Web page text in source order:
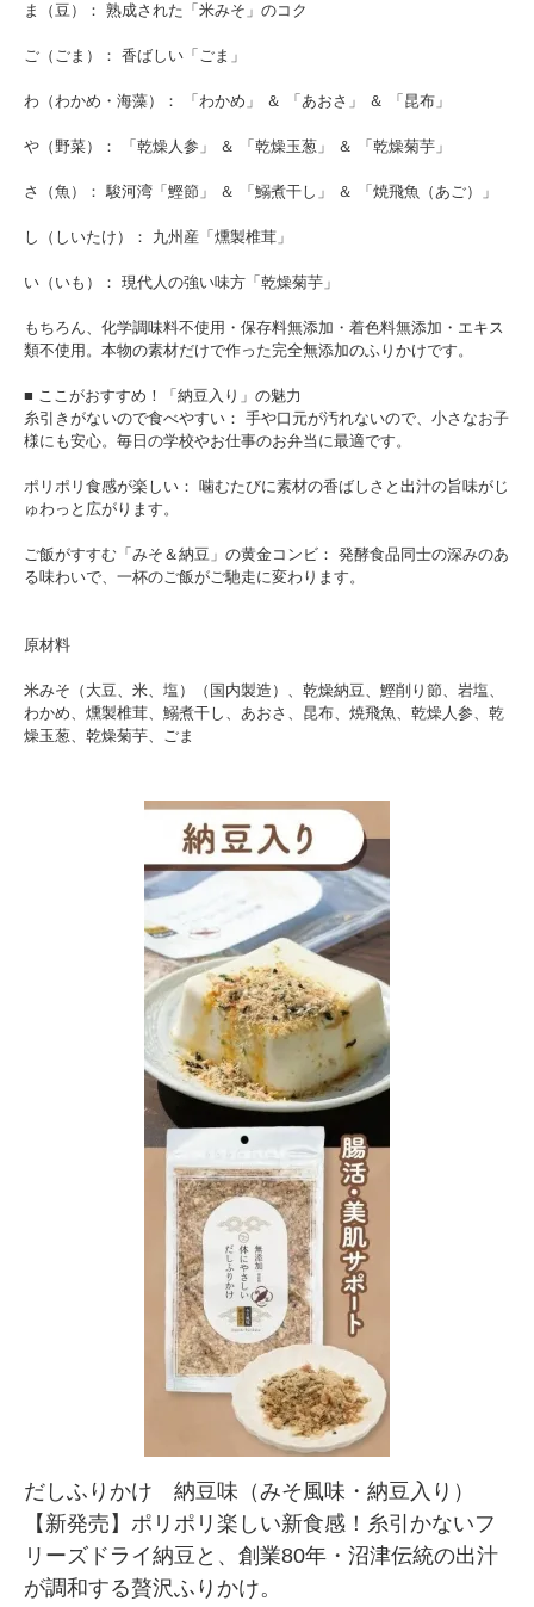
ま（豆）： 熟成された「米みそ」のコク
ご（ごま）： 香ばしい「ごま」
わ（わかめ・海藻）： 「わかめ」 ＆ 「あおさ」 ＆ 「昆布」
や（野菜）： 「乾燥人参」 ＆ 「乾燥玉葱」 ＆ 「乾燥菊芋」
さ（魚）： 駿河湾「鰹節」 ＆ 「鰯煮干し」 ＆ 「焼飛魚（あご）」
し（しいたけ）： 九州産「燻製椎茸」
い（いも）： 現代人の強い味方「乾燥菊芋」
もちろん、化学調味料不使用・保存料無添加・着色料無添加・エキス
類不使用。本物の素材だけで作った完全無添加のふりかけです。
■ ここがおすすめ！「納豆入り」の魅力
糸引きがないので食べやすい： 手や口元が汚れないので、小さなお子
様にも安心。毎日の学校やお仕事のお弁当に最適です。
ポリポリ食感が楽しい： 噛むたびに素材の香ばしさと出汁の旨味がじ
ゅわっと広がります。
ご飯がすすむ「みそ＆納豆」の黄金コンビ： 発酵食品同士の深みのあ
る味わいで、一杯のご飯がご馳走に変わります。
原材料
米みそ（大豆、米、塩）（国内製造）、乾燥納豆、鰹削り節、岩塩、
わかめ、燻製椎茸、鰯煮干し、あおさ、昆布、焼飛魚、乾燥人参、乾
燥玉葱、乾燥菊芋、ごま
だしふりかけ 納豆味（みそ風味・納豆入り）
【新発売】ポリポリ楽しい新食感！糸引かないフ
リーズドライ納豆と、創業80年・沼津伝統の出汁
が調和する贅沢ふりかけ。